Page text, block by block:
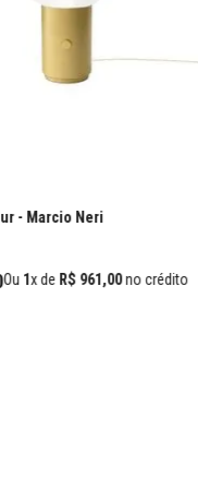
- Marcio Neri
Ou 1x de R$ 961,00no crédito